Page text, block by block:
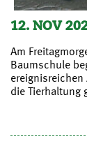
12. NOV
Am
Baumschule
die Tierhaltung